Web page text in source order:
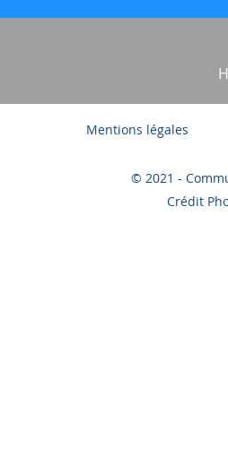
Mentions légales
© 2021 -
Crédit